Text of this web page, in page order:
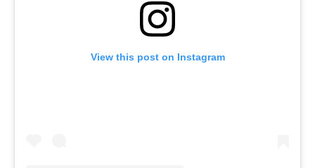
View this post on Instagram